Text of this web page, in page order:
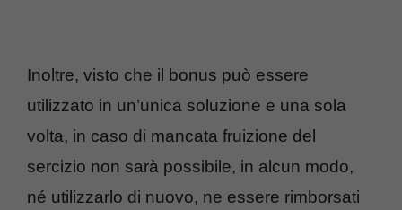
Inoltre, visto che il bonus può essere
utilizzato in un’unica soluzione e una sola
volta, in caso di mancata fruizione del
sercizio non sarà possibile, in alcun modo,
né utilizzarlo di nuovo, ne essere rimborsati